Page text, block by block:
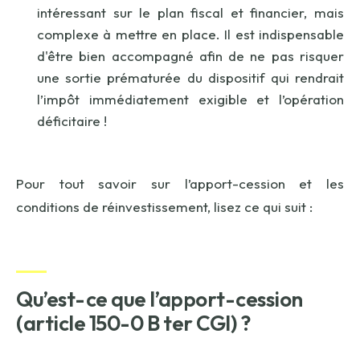
intéressant sur le plan fiscal et financier, mais
complexe à mettre en place. Il est indispensable
d'être bien accompagné afin de ne pas risquer
une sortie prématurée du dispositif qui rendrait
l’impôt immédiatement exigible et l’opération
déficitaire !
Pour tout savoir sur l’apport-cession et les
conditions de réinvestissement, lisez ce qui suit :
Qu’est-ce que l’apport-cession
(article 150-0 B ter CGI) ?